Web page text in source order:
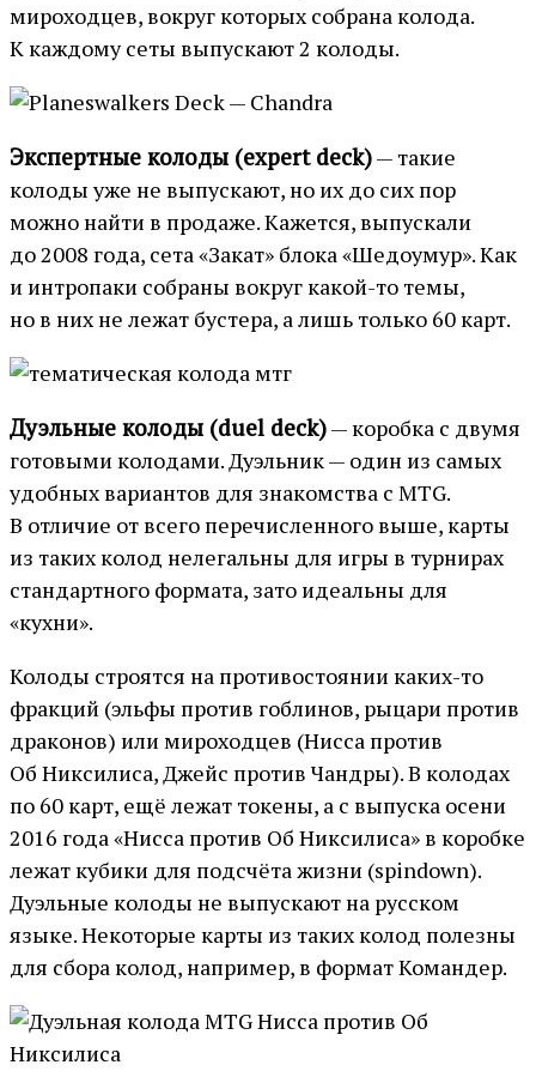
мироходцев, вокруг которых собрана колода.
К каждому сеты выпускают 2 колоды.
Экспертные колоды (expert deck)— такие
колоды уже не выпускают, но их до сих пор
можно найти в продаже. Кажется, выпускали
до 2008 года, сета «Закат» блока «Шедоумур». Как
и интропаки собраны вокруг какой-то темы,
но в них не лежат бустера, а лишь только 60 карт.
Дуэльные колоды (duel deck)— коробка с двумя
готовыми колодами. Дуэльник — один из самых
удобных вариантов для знакомства с MTG.
В отличие от всего перечисленного выше, карты
из таких колод нелегальны для игры в турнирах
стандартного формата, зато идеальны для
«кухни».
Колоды строятся на противостоянии каких-то
фракций (эльфы против гоблинов, рыцари против
драконов) или мироходцев (Нисса против
Об Никсилиса, Джейс против Чандры). В колодах
по 60 карт, ещё лежат токены, а с выпуска осени
2016 года «Нисса против Об Никсилиса» в коробке
лежат кубики для подсчёта жизни (spindown).
Дуэльные колоды не выпускают на русском
языке. Некоторые карты из таких колод полезны
для сбора колод, например, в формат Командер.